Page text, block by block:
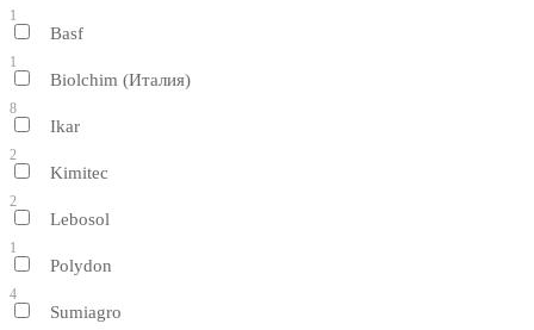
1
Basf
1
Biolchim (Италия)
8
Ikar
2
Kimitec
2
Lebosol
1
Polydon
4
Sumiagro